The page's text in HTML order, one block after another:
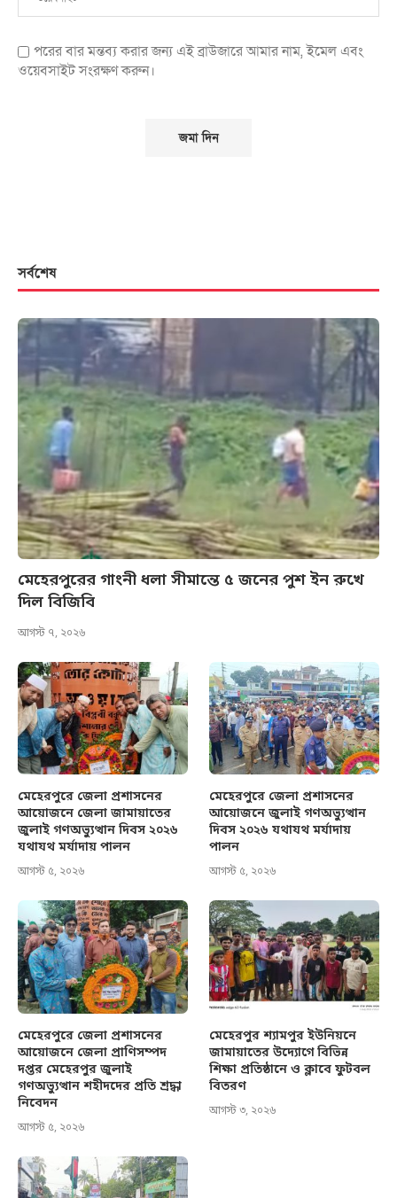
পরের বার মন্তব্য করার জন্য এই ব্রাউজারে আমার নাম, ইমেল এবং
ওয়েবসাইট সংরক্ষণ করুন।
সর্বশেষ
মেহেরপুরের গাংনী ধলা সীমান্তে ৫ জনের পুশ ইন রুখে
দিল বিজিবি
আগস্ট ৭, ২০২৬
মেহেরপুরে জেলা প্রশাসনের
আয়োজনে জেলা জামায়াতের
জুলাই গণঅভ্যুত্থান দিবস ২০২৬
যথাযথ মর্যাদায় পালন
আগস্ট ৫, ২০২৬
মেহেরপুরে জেলা প্রশাসনের
আয়োজনে জুলাই গণঅভ্যুত্থান
দিবস ২০২৬ যথাযথ মর্যাদায়
পালন
আগস্ট ৫, ২০২৬
মেহেরপুরে জেলা প্রশাসনের
আয়োজনে জেলা প্রাণিসম্পদ
দপ্তর মেহেরপুর জুলাই
গণঅভ্যুত্থান শহীদদের প্রতি শ্রদ্ধা
নিবেদন
আগস্ট ৫, ২০২৬
মেহেরপুর শ্যামপুর ইউনিয়নে
জামায়াতের উদ্যোগে বিভিন্ন
শিক্ষা প্রতিষ্ঠানে ও ক্লাবে ফুটবল
বিতরণ
আগস্ট ৩, ২০২৬